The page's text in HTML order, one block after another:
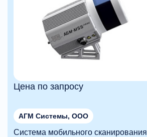
Цена по запросу
АГМ Системы, ООО
Система мобильного сканирования